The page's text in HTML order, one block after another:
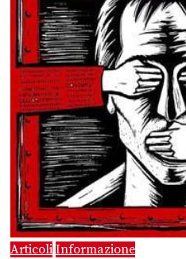
Articoli Informazione